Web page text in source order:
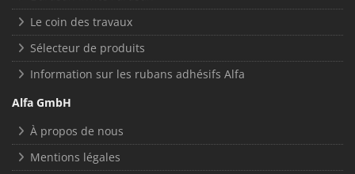
Le coin des travaux
Sélecteur de produits
Information sur les rubans adhésifs Alfa
Alfa GmbH
À propos de nous
Mentions légales